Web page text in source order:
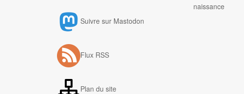
Suivre sur Mastodon
Flux RSS
Plan du site
naissance